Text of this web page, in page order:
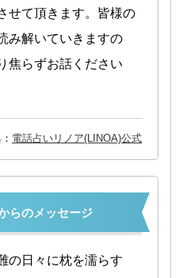
せて頂きます。皆様の
み解いていきますの
焦らずお話ください
電話占いリノア(LINOA)公式
らのメッセージ
の日々に枕を濡らす